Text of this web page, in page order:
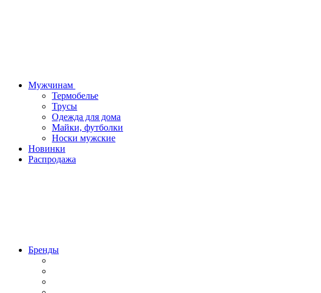
Мужчинам
Термобелье
Трусы
Одежда для дома
Майки, футболки
Носки мужские
Новинки
Распродажа
Бренды